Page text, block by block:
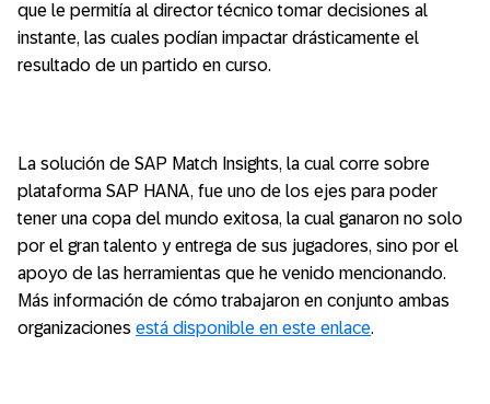
que le permitía al director técnico tomar decisiones al
instante, las cuales podían impactar drásticamente el
resultado de un partido en curso.
La solución de SAP Match Insights, la cual corre sobre
plataforma SAP HANA, fue uno de los ejes para poder
tener una copa del mundo exitosa, la cual ganaron no solo
por el gran talento y entrega de sus jugadores, sino por el
apoyo de las herramientas que he venido mencionando.
Más información de cómo trabajaron en conjunto ambas
organizaciones está disponible en este enlace.